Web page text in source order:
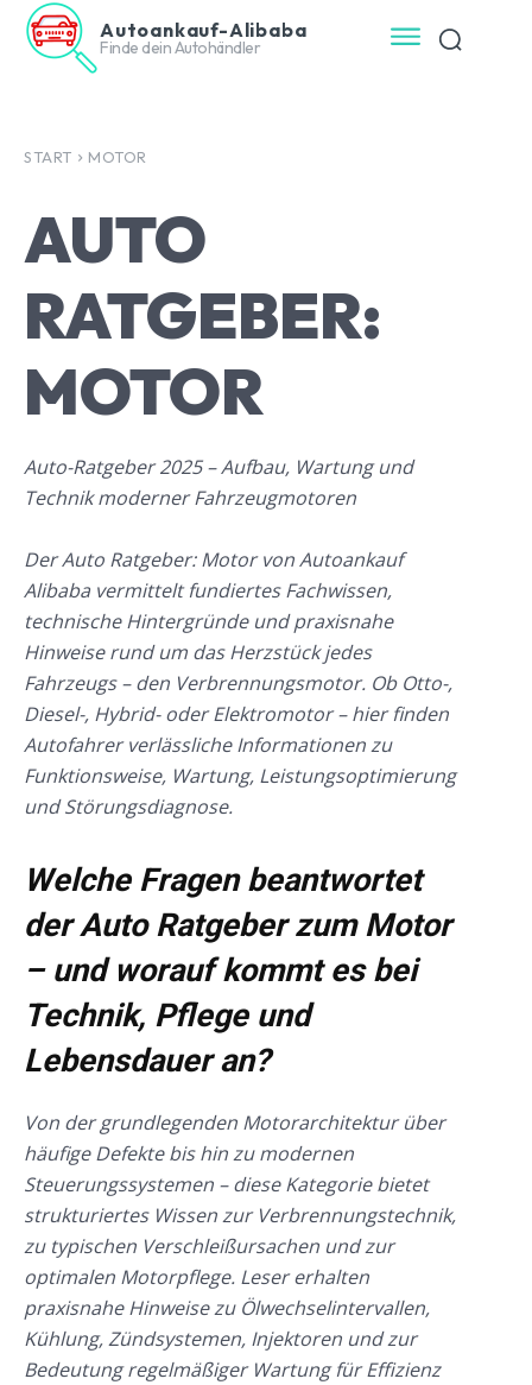
Autoankauf-Alibaba
Finde dein Autohändler
START MOTOR
AUTO
RATGEBER:
MOTOR
Auto-Ratgeber 2025 – Aufbau, Wartung und
Technik moderner Fahrzeugmotoren
Der Auto Ratgeber: Motor von Autoankauf
Alibaba vermittelt fundiertes Fachwissen,
technische Hintergründe und praxisnahe
Hinweise rund um das Herzstück jedes
Fahrzeugs – den Verbrennungsmotor. Ob Otto-,
Diesel-, Hybrid- oder Elektromotor – hier finden
Autofahrer verlässliche Informationen zu
Funktionsweise, Wartung, Leistungsoptimierung
und Störungsdiagnose.
Welche Fragen beantwortet
der Auto Ratgeber zum Motor
– und worauf kommt es bei
Technik, Pflege und
Lebensdauer an?
Von der grundlegenden Motorarchitektur über
häufige Defekte bis hin zu modernen
Steuerungssystemen – diese Kategorie bietet
strukturiertes Wissen zur Verbrennungstechnik,
zu typischen Verschleißursachen und zur
optimalen Motorpflege. Leser erhalten
praxisnahe Hinweise zu Ölwechselintervallen,
Kühlung, Zündsystemen, Injektoren und zur
Bedeutung regelmäßiger Wartung für Effizienz